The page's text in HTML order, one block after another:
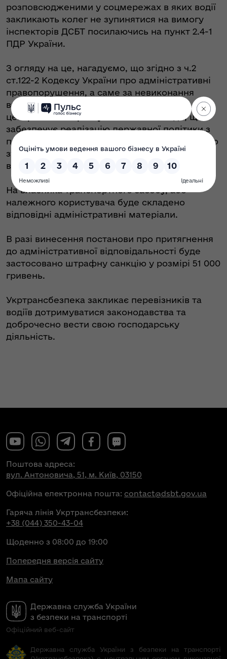
розповсюдженими у соцмережах в яких водії
закликають колег не зупинятися на вимогу
інспекторів ДСБТ посилаючись на пункт 2.4-1
ПДР України.
З огляду на це, нагадуємо, що згідно з ч.2
ст.122-2 Кодексу України про адміністративні
правопорушення, а саме за невиконання
вимог уповноваженої посадової особи
центрального органу виконавчої влади, що
забезпечує реалізацію державної політики з
питань безпеки на наземному транспорті, про
зупинку транспортного засобу передбачено
відповідальність.
На власника транспортного засобу, або
належного користувача буде складено
відповідні адміністративні матеріали.
В разі винесення постанови про притягнення
до адміністративної відповідальності буде
застосовано штрафну санкцію у розмірі 51 000
гривень.
Укртрансбезпека закликає перевізників та
водіїв дотримуватися законодавства та
доброчесно вести свою господарську
діяльність.
Державна служба України
з безпеки на транспорті
Офіційний веб-сайт
Поштова адреса:
вул. Антоновича, 51, м. Київ, 03150
Офіційна електронна пошта: contact@dsbt.gov.ua
Гаряча лінія Укртрансбезпеки:
+38 (044) 350-43-04
Щоденно з 08:00 до 19:00
Попередня версія сайту
Мапа сайту
Державна служба України з безпеки на транспорті